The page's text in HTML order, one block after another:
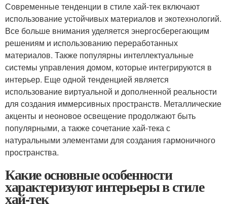
Современные тенденции в стиле хай-тек включают
использование устойчивых материалов и экотехнологий.
Все больше внимания уделяется энергосберегающим
решениям и использованию переработанных
материалов. Также популярны интеллектуальные
системы управления домом, которые интегрируются в
интерьер. Еще одной тенденцией является
использование виртуальной и дополненной реальности
для создания иммерсивных пространств. Металлические
акценты и неоновое освещение продолжают быть
популярными, а также сочетание хай-тека с
натуральными элементами для создания гармоничного
пространства.
Какие основные особенности
характеризуют интерьеры в стиле
хай-тек